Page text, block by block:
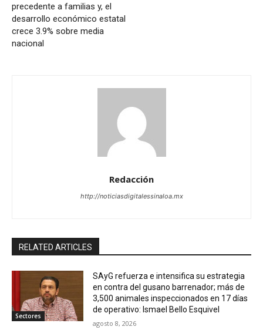
precedente a familias y, el
desarrollo económico estatal
crece 3.9% sobre media
nacional
Redacción
http://noticiasdigitalessinaloa.mx
RELATED ARTICLES
Sectores
SAyG refuerza e intensifica su estrategia
en contra del gusano barrenador; más de
3,500 animales inspeccionados en 17 días
de operativo: Ismael Bello Esquivel
agosto 8, 2026